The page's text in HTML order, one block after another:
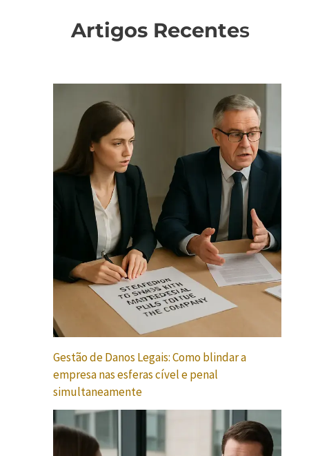
Artigos Recentes
Gestão de Danos Legais: Como blindar a
empresa nas esferas cível e penal
simultaneamente